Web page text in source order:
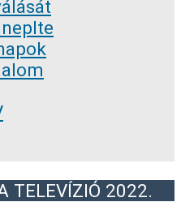
TELEVÍZIÓ 2022.